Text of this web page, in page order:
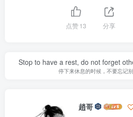
点赞13 分享
Stop to have a rest, do not forget
停下来休息的时候，不要忘记
趙哥